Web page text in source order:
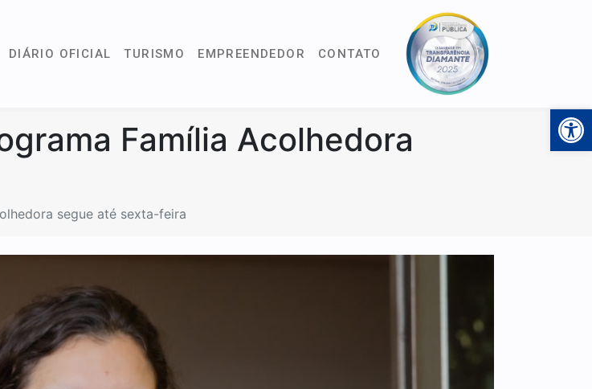
DIÁRIO OFICIAL TURISMO EMPREENDEDOR CONTATO
Família Acolhedora
segue até sexta-feira